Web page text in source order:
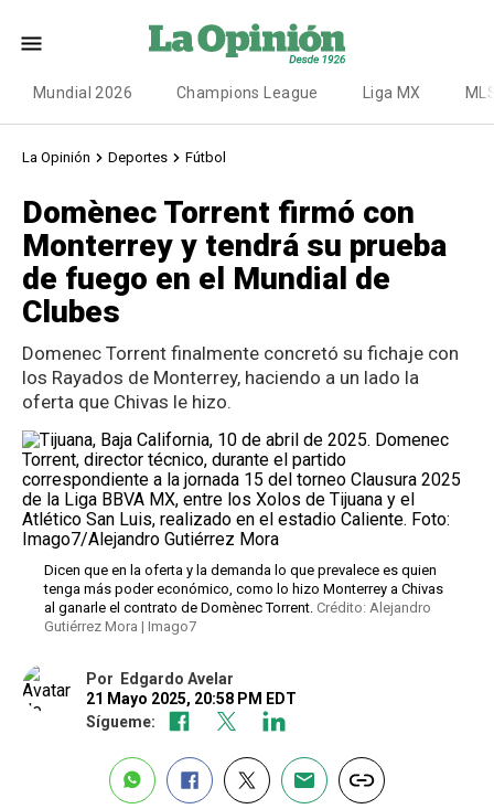
Mundial 2026 Champions League Liga MX
La Opinión Deportes Fútbol
Domènec Torrent firmó con
Monterrey y tendrá su prueba
de fuego en el Mundial de
Clubes
Domenec Torrent finalmente concretó su fichaje con
los Rayados de Monterrey, haciendo a un lado la
oferta que Chivas le hizo.
Dicen que en la oferta y la demanda lo que prevalece es quien
tenga más poder económico, como lo hizo Monterrey a Chivas
al ganarle el contrato de Domènec Torrent. Crédito: Alejandro
Gutiérrez Mora | Imago7
Por
Edgardo Avelar
21 Mayo 2025, 20:58 PM EDT
Sígueme: